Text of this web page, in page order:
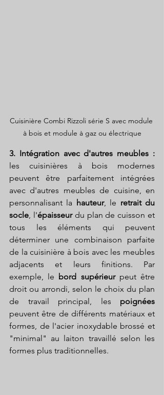
Cuisinière Combi Rizzoli série S avec module
à bois et module à gaz ou électrique
les cuisinières à bois modernes
peuvent être parfaitement intégrées
avec d'autres meubles de cuisine, en
personnalisant la hauteur, le retrait du
socle, l'épaisseur du plan de cuisson et
tous les éléments qui peuvent
déterminer une combinaison parfaite
de la cuisinière à bois avec les meubles
adjacents et leurs finitions. Par
exemple, le bord supérieur peut être
droit ou arrondi, selon le choix du plan
de travail principal, les
peuvent être de différents matériaux et
formes, de l'acier inoxydable brossé et
"minimal" au laiton travaillé selon les
formes plus traditionnelles.